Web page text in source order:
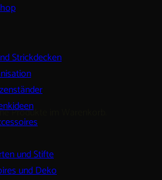
Produkte im Warenkorb.
Strickdecken
und Stifte
und Deko